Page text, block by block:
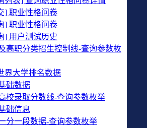
] 职业性格问卷
] 职业性格问卷
] 用户测试历史
高职分类招生控制线-查询参数枚
界大学排名数据
础数据
校录取分数线-查询参数枚举
础信息
分一段数据-查询参数枚举